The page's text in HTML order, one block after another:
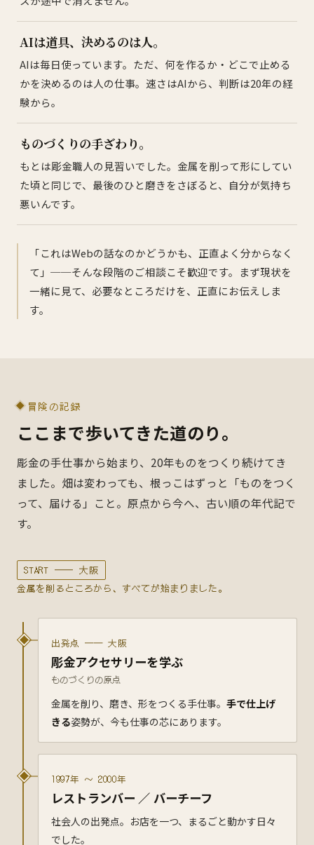
AIは道具、決めるのは人。
AIは毎日使っています。ただ、何を作るか・どこで止める
かを決めるのは人の仕事。速さはAIから、判断は20年の経
験から。
ものづくりの手ざわり。
もとは彫金職人の見習いでした。金属を削って形にしてい
た頃と同じで、最後のひと磨きをさぼると、自分が気持ち
悪いんです。
「これはWebの話なのかどうかも、正直よく分からなく
て」──そんな段階のご相談こそ歓迎です。まず現状を
一緒に見て、必要なところだけを、正直にお伝えしま
す。
冒険の記録
ここまで歩いてきた道のり。
彫金の手仕事から始まり、20年ものをつくり続けてき
ました。畑は変わっても、根っこはずっと「ものをつく
って、届ける」こと。原点から今へ、古い順の年代記で
す。
START ── 大阪
金属を削るところから、すべてが始まりました。
出発点 ── 大阪
彫金アクセサリーを学ぶ
ものづくりの原点
金属を削り、磨き、形をつくる手仕事。 手で仕上げ
きる姿勢が、今も仕事の芯にあります。
1997年 〜 2000年
レストランバー ／ バーチーフ
社会人の出発点。お店を一つ、まるごと動かす日々
でした。